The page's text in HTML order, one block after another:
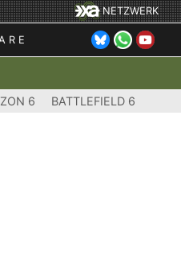
NETZWERK
6 BATTLEFIELD 6